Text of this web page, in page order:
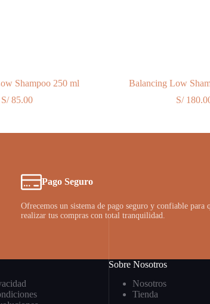
Shampoo 250 ml
S/85.00
Balancing Low
S/
Pago Seguro
Ofrecemos un sistema de pago seguro y confiable para
realizar tus compras con total tranquilidad.
Sobre Nosotros
Nosotros
Tienda